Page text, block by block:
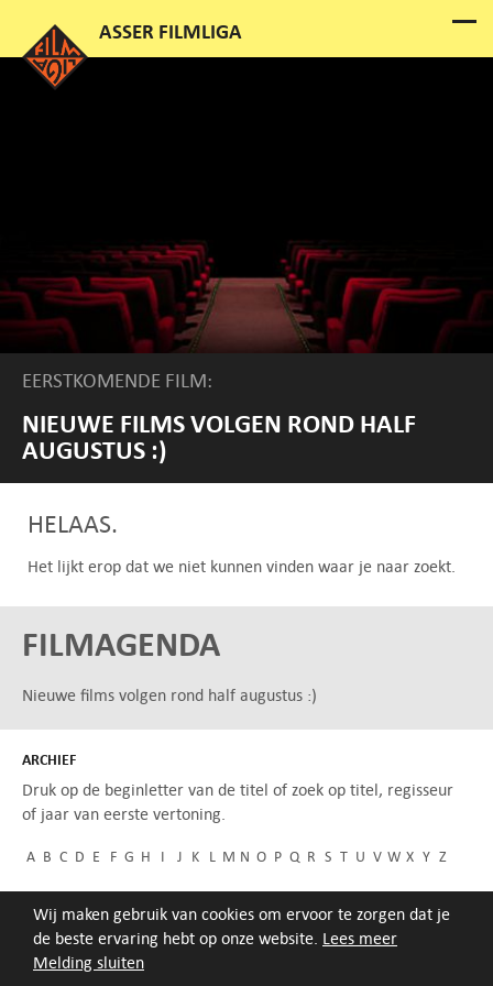
Melding sluiten
Wij maken gebruik van cookies om ervoor te zorgen dat je
de beste ervaring hebt op onze website. Lees meer
EERSTKOMENDE FILM:
NIEUWE FILMS VOLGEN ROND HALF
AUGUSTUS :)
HELAAS.
Het lijkt erop dat we niet kunnen vinden waar je naar zoekt.
FILMAGENDA
Nieuwe films volgen rond half augustus :)
ARCHIEF
Druk op de beginletter van de titel of zoek op titel, regisseur
of jaar van eerste vertoning.
A B C D E F G H I J K L M N O P Q R S T U V W X Y Z